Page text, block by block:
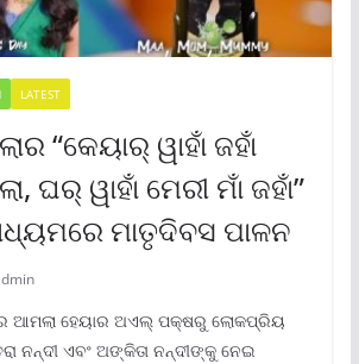
LATEST
“କେୟାର୍ ୱାହାଁ ଜହାଁ
ଘର୍ ୱାହାଁ ମେରୀ ମାଁ ଜହାଁ”
ମାତୃଦିବସ ପାଳନ
ଆମଲା ହେୟାର ଅଏଲ୍ ପକ୍ଷରୁ ଲୋକପ୍ରିୟ
ନନ୍ଦୀ ଏବଂ ଅଙ୍କିତା ନନ୍ଦୀଙ୍କୁ ନେଇ